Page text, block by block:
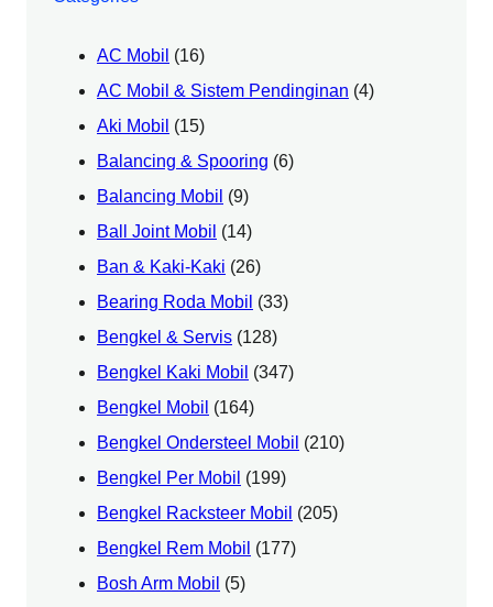
AC Mobil (16)
AC Mobil & Sistem Pendinginan (4)
Aki Mobil (15)
Balancing & Spooring (6)
Balancing Mobil (9)
Ball Joint Mobil (14)
Ban & Kaki-Kaki (26)
Bearing Roda Mobil (33)
Bengkel & Servis (128)
Bengkel Kaki Mobil (347)
Bengkel Mobil (164)
Bengkel Ondersteel Mobil (210)
Bengkel Per Mobil (199)
Bengkel Racksteer Mobil (205)
Bengkel Rem Mobil (177)
Bosh Arm Mobil (5)